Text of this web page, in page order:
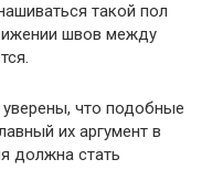
такой пол
швов между
что подобные
их аргумент в
должна стать